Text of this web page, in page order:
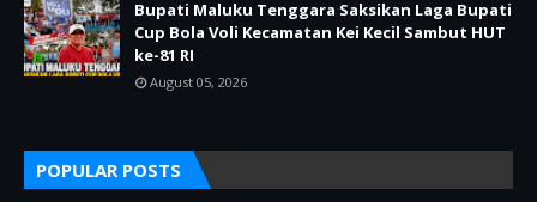
Bupati Maluku Tenggara Saksikan Laga Bupati
Cup Bola Voli Kecamatan Kei Kecil Sambut HUT
ke-81 RI
August 05, 2026
POPULAR POSTS